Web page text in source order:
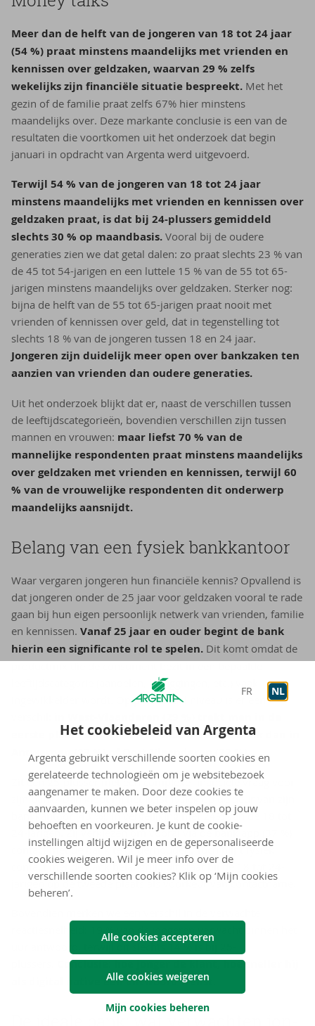
FR NL
Het cookiebeleid van Argenta
Argenta gebruikt verschillende soorten cookies en
gerelateerde technologieën om je websitebezoek
aangenamer te maken. Door deze cookies te
aanvaarden, kunnen we beter inspelen op jouw
behoeften en voorkeuren. Je kunt de cookie-
instellingen altijd wijzigen en de gepersonaliseerde
cookies weigeren. Wil je meer info over de
verschillende soorten cookies? Klik op ‘Mijn cookies
beheren’.
Alle cookies accepteren
Alle cookies weigeren
Mijn cookies beheren
Meer dan de helft van de jongeren van 18 tot 24 jaar
(54 %) praat minstens maandelijks met vrienden en
kennissen over geldzaken, waarvan 29 % zelfs
wekelijks zijn financiële situatie bespreekt. Met het
gezin of de familie praat zelfs 67% hier minstens
maandelijks over. Deze markante conclusie is een van de
resultaten die voortkomen uit het onderzoek dat begin
januari in opdracht van Argenta werd uitgevoerd.
Terwijl 54 % van de jongeren van 18 tot 24 jaar
minstens maandelijks met vrienden en kennissen over
geldzaken praat, is dat bij 24-plussers gemiddeld
slechts 30 % op maandbasis. Vooral bij de oudere
generaties zien we dat getal dalen: zo praat slechts 23 % van
de 45 tot 54-jarigen en een luttele 15 % van de 55 tot 65-
jarigen minstens maandelijks over geldzaken. Sterker nog:
bijna de helft van de 55 tot 65-jarigen praat nooit met
vrienden of kennissen over geld, dat in tegenstelling tot
slechts 18 % van de jongeren tussen 18 en 24 jaar.
Jongeren zijn duidelijk meer open over bankzaken ten
aanzien van vrienden dan oudere generaties.
Uit het onderzoek blijkt dat er, naast de verschillen tussen
de leeftijdscategorieën, bovendien verschillen zijn tussen
mannen en vrouwen: maar liefst 70 % van de
mannelijke respondenten praat minstens maandelijks
over geldzaken met vrienden en kennissen, terwijl 60
% van de vrouwelijke respondenten dit onderwerp
maandelijks aansnijdt.
Be­lang van een fy­siek bank­kan­toor
Waar vergaren jongeren hun financiële kennis? Opvallend is
dat jongeren onder de 25 jaar voor geldzaken vooral te rade
gaan bij hun eigen persoonlijk netwerk van vrienden, familie
en kennissen. Vanaf 25 jaar en ouder begint de bank
hierin een significante rol te spelen. Dit komt omdat de
leeftijdscategorie (aandelen, beleggingen, etc.) vaak
ingewikkelder wordt. Op provinciaal niveau is er een
eerste plaats sneller aan de mouw van de bank dan in
Antwerpen (23 %) of Oost-Vlaanderen (22 %).
Zit een 25-plusser met een complexe financiële vraag voor
zijn bank? Dan klopt hij het liefst fysiek op de deur van zijn
bankkantoor (43 %), in vergelijking met 24% van de 18 tot
24-jarigen. Zij verkiezen om vooral via de bank app (37 %)
contact met de bank te onderhouden. Toch blijft fysiek
contact met de bank belangrijk: dit staat bij de 18 tot 24-
jarigen op de tweede plaats als voorkeur van contactname.
reactiesnelheid: 19 % van de jongeren verwacht binnen het
uur antwoord, terwijl dit slechts 14 % is bij 25-
Conclusie: hoe jonger de klant, hoe sneller hij
als digital native een antwoord wenst
De ide­a­le bank: wat ver­wach­ten jon­